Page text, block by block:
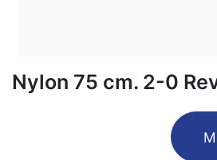
Nylon 75 cm. 2-0